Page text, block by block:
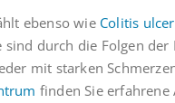
ebenso wie Colitis
sind durch die Folgen
mit starken
finden Sie erfahrene